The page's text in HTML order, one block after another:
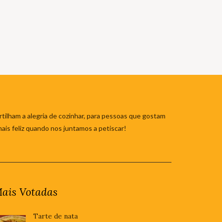
a alegria de cozinhar, para pessoas que gostam
feliz quando nos juntamos a petiscar!
Votadas
Tarte de nata